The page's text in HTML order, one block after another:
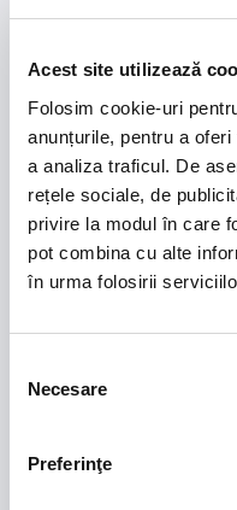
Acest site utilizează
Folosim cookie-uri
anunțurile, pentru a
a analiza traficul. De
rețele sociale, de
privire la modul în care
pot combina cu alte
în urma folosirii
consimțământului
Necesare
Preferinţe